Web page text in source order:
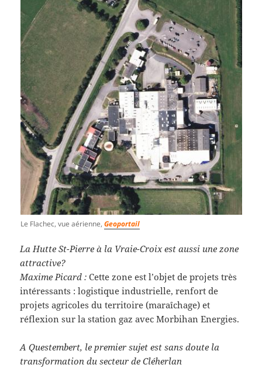
Le Flachec, vue aérienne, Geoportail
La Hutte St-Pierre à la Vraie-Croix est aussi une zone
attractive?
Maxime Picard : Cette zone est l’objet de projets très
intéressants : logistique industrielle, renfort de
projets agricoles du territoire (maraîchage) et
réflexion sur la station gaz avec Morbihan Energies.
A Questembert, le premier sujet est sans doute la
transformation du secteur de Cléherlan